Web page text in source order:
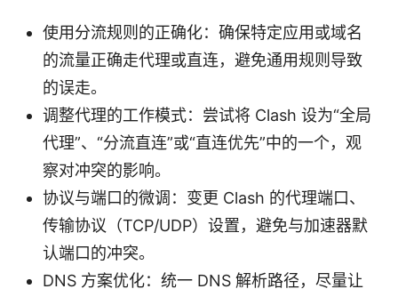
使用分流规则的正确化：确保特定应用或域名
的流量正确走代理或直连，避免通用规则导致
的误走。
调整代理的工作模式：尝试将 Clash 设为“全局
代理”、“分流直连”或“直连优先”中的一个，观
察对冲突的影响。
协议与端口的微调：变更 Clash 的代理端口、
传输协议（TCP/UDP）设置，避免与加速器默
认端口的冲突。
DNS 方案优化：统一 DNS 解析路径，尽量让